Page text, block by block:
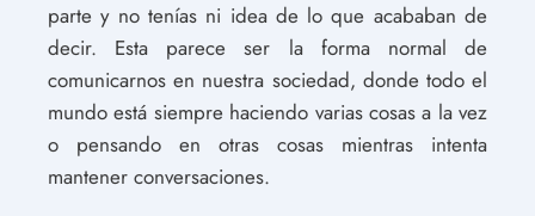
parte y no tenías ni idea de lo que acababan de
decir. Esta parece ser la forma normal de
comunicarnos en nuestra sociedad, donde todo el
mundo está siempre haciendo varias cosas a la vez
o pensando en otras cosas mientras intenta
mantener conversaciones.